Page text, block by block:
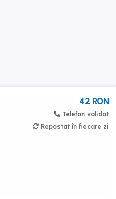
42 RON
Telefon validat
Repostat în fiecare zi